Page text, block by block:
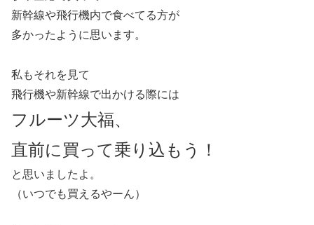
新幹線や飛行機内で食べてる方が
多かったように思います。
私もそれを見て
飛行機や新幹線で出かける際には
フルーツ大福、
直前に買って乗り込もう！
と思いましたよ。
（いつでも買えるやーん）